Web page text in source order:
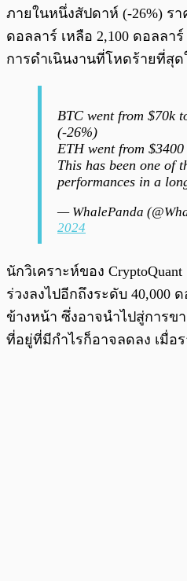
ภายในหนึ่งสัปดาห์ (-26%) รา
ดอลลาร์ เหลือ 2,100 ดอลลา
การดำเนินงานที่โหดร้ายที่สุ
BTC went from $70k
(-26%)
ETH went from
This has been one of
performances in a
— WhalePanda
2024
นักวิเคราะห์ของ
ร่วงลงไปอีกถึงระดับ 40,000
ข้างหน้า ซึ่งอาจนำไปสู่การ
ที่อยู่ที่มีกำไรก็อาจลดลง เมื่อ